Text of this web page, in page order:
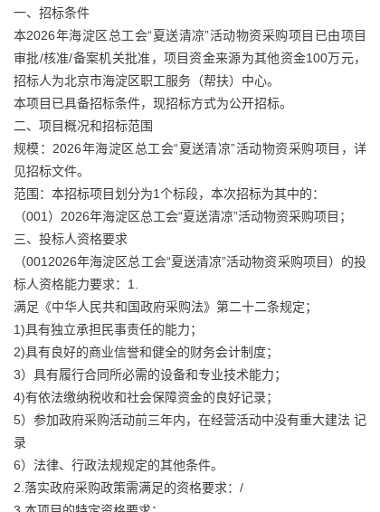
一、招标条件
本2026年海淀区总工会“夏送清凉”活动物资采购项目已由项目
审批/核准/备案机关批准，项目资金来源为其他资金100万元，
招标人为北京市海淀区职工服务（帮扶）中心。
本项目已具备招标条件，现招标方式为公开招标。
二、项目概况和招标范围
规模：2026年海淀区总工会“夏送清凉”活动物资采购项目，详
见招标文件。
范围：本招标项目划分为1个标段，本次招标为其中的：
（001）2026年海淀区总工会“夏送清凉”活动物资采购项目；
三、投标人资格要求
（0012026年海淀区总工会“夏送清凉”活动物资采购项目）的投
标人资格能力要求：1.
满足《中华人民共和国政府采购法》第二十二条规定；
1)具有独立承担民事责任的能力；
2)具有良好的商业信誉和健全的财务会计制度；
3）具有履行合同所必需的设备和专业技术能力；
4)有依法缴纳税收和社会保障资金的良好记录；
5）参加政府采购活动前三年内，在经营活动中没有重大建法 记
录
6）法律、行政法规规定的其他条件。
2.落实政府采购政策需满足的资格要求：/